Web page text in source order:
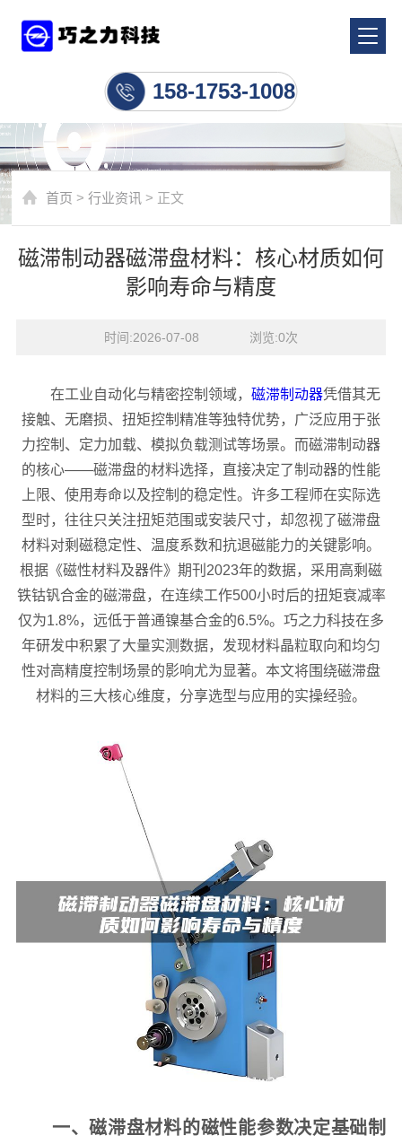
158-1753-1008
首页 >行业资讯 > 正文
磁滞制动器磁滞盘材料：核心材质如何
影响寿命与精度
时间:2026-07-08    浏览:0次
在工业自动化与精密控制领域， 磁滞制动器凭借其无
接触、无磨损、扭矩控制精准等独特优势，广泛应用于张
力控制、定力加载、模拟负载测试等场景。而磁滞制动器
的核心——磁滞盘的材料选择，直接决定了制动器的性能
上限、使用寿命以及控制的稳定性。许多工程师在实际选
型时，往往只关注扭矩范围或安装尺寸，却忽视了磁滞盘
材料对剩磁稳定性、温度系数和抗退磁能力的关键影响。
根据《磁性材料及器件》期刊2023年的数据，采用高剩磁
铁钴钒合金的磁滞盘，在连续工作500小时后的扭矩衰减率
仅为1.8%，远低于普通镍基合金的6.5%。巧之力科技在多
年研发中积累了大量实测数据，发现材料晶粒取向和均匀
性对高精度控制场景的影响尤为显著。本文将围绕磁滞盘
材料的三大核心维度，分享选型与应用的实操经验。
一、磁滞盘材料的磁性能参数决定基础制